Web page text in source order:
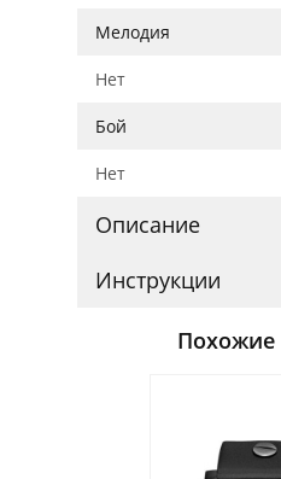
Мелодия
Нет
Бой
Нет
Описание
Инструкции
Похожие